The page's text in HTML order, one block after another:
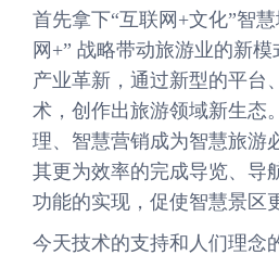
首先拿下“互联网+文化”智
网+” 战略带动旅游业的新模
产业革新，通过新型的平台
术，创作出旅游领域新生态
理、智慧营销成为智慧旅游
其更为效率的完成导览、导
功能的实现，促使智慧景区
今天技术的支持和人们理念